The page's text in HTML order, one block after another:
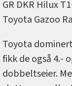
GR DKR Hilux
Toyota Gazoo
Toyota
fikk de også 4.-
dobbeltseier.